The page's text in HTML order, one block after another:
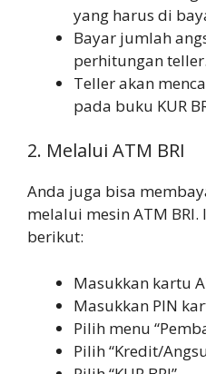
yang harus di
Bayar jumlah
perhitungan teller.
Teller akan
pada buku KUR
2. Melalui ATM BRI
Anda juga bisa
melalui mesin ATM
berikut:
Masukkan kartu
Masukkan PIN
Pilih menu
Pilih “Kredit/